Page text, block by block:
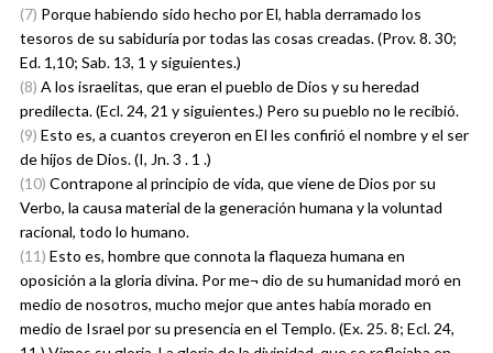
(7) Porque habiendo sido hecho por El, habla derramado los
tesoros de su sabiduría por todas las cosas creadas. (Prov. 8. 30;
Ed. 1,10; Sab. 13, 1 y siguientes.)
(8) A los israelitas, que eran el pueblo de Dios y su heredad
predilecta. (Ecl. 24, 21 y siguientes.) Pero su pueblo no le recibió.
(9) Esto es, a cuantos creyeron en El les confirió el nombre y el ser
de hijos de Dios. (I, Jn. 3 . 1 .)
(10) Contrapone al principio de vida, que viene de Dios por su
Verbo, la causa material de la generación humana y la voluntad
racional, todo lo humano.
(11) Esto es, hombre que connota la flaqueza humana en
oposición a la gloria divina. Por me¬ dio de su humanidad moró en
medio de nosotros, mucho mejor que antes había morado en
medio de Israel por su presencia en el Templo. (Ex. 25. 8; Ecl. 24,